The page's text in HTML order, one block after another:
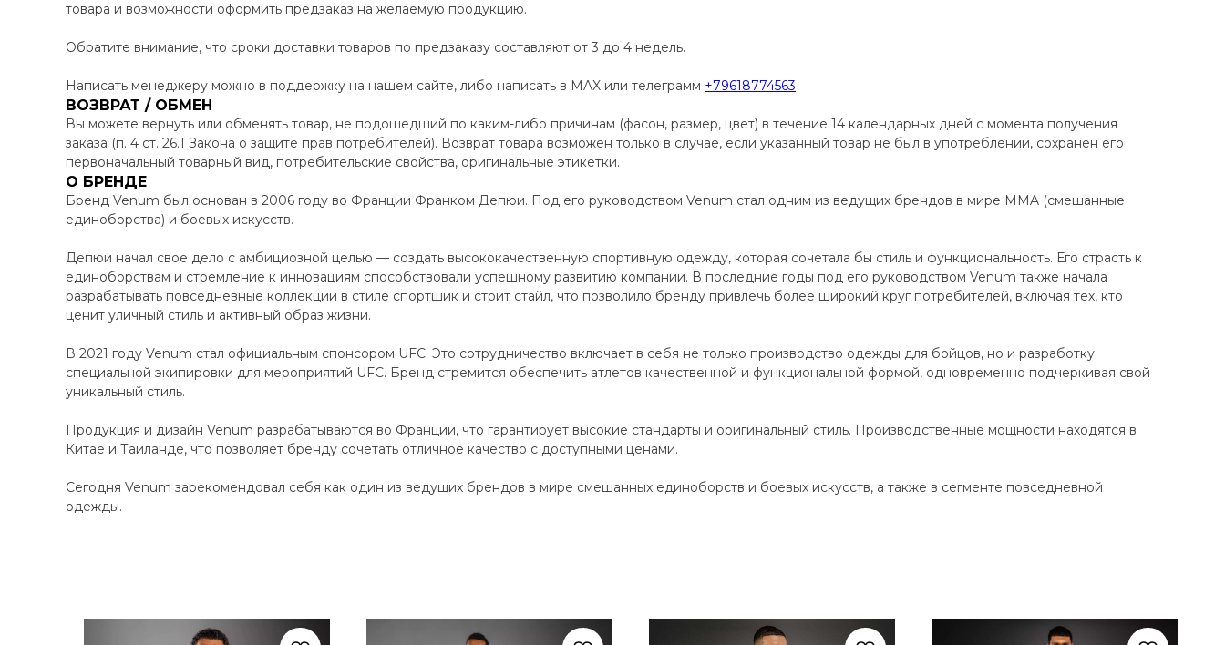
товара и возможности оформить предзаказ на желаемую продукцию.
Обратите внимание, что сроки доставки товаров по предзаказу составляют от 3 до 4 недель.
Написать менеджеру можно в поддержку на нашем сайте, либо написать в MAX или телеграмм +79618774563
ВОЗВРАТ / ОБМЕН
Вы можете вернуть или обменять товар, не подошедший по каким-либо причинам (фасон, размер, цвет) в течение 14 календарных дней с момента получения
заказа (п. 4 ст. 26.1 Закона о защите прав потребителей). Возврат товара возможен только в случае, если указанный товар не был в употреблении, сохранен его
первоначальный товарный вид, потребительские свойства, оригинальные этикетки.
О БРЕНДЕ
Бренд Venum был основан в 2006 году во Франции Франком Депюи. Под его руководством Venum стал одним из ведущих брендов в мире MMA (смешанные
единоборства) и боевых искусств.
Депюи начал свое дело с амбициозной целью — создать высококачественную спортивную одежду, которая сочетала бы стиль и функциональность. Его страсть к
единоборствам и стремление к инновациям способствовали успешному развитию компании. В последние годы под его руководством Venum также начала
разрабатывать повседневные коллекции в стиле спортшик и стрит стайл, что позволило бренду привлечь более широкий круг потребителей, включая тех, кто
ценит уличный стиль и активный образ жизни.
В 2021 году Venum стал официальным спонсором UFC. Это сотрудничество включает в себя не только производство одежды для бойцов, но и разработку
специальной экипировки для мероприятий UFC. Бренд стремится обеспечить атлетов качественной и функциональной формой, одновременно подчеркивая свой
уникальный стиль.
Продукция и дизайн Venum разрабатываются во Франции, что гарантирует высокие стандарты и оригинальный стиль. Производственные мощности находятся в
Китае и Таиланде, что позволяет бренду сочетать отличное качество с доступными ценами.
Сегодня Venum зарекомендовал себя как один из ведущих брендов в мире смешанных единоборств и боевых искусств, а также в сегменте повседневной
одежды.